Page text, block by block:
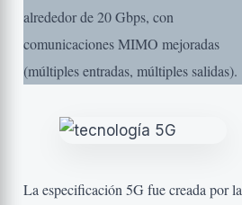
alrededor de 20 Gbps, con
comunicaciones MIMO mejoradas
(múltiples entradas, múltiples salidas).
La especificación 5G fue creada por la